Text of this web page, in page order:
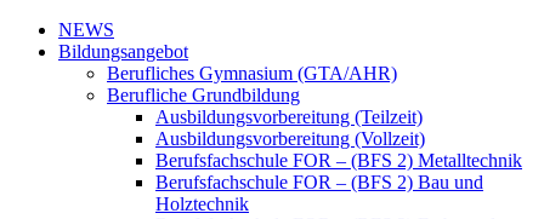
NEWS
Bildungsangebot
Berufliches Gymnasium (GTA/AHR)
Berufliche Grundbildung
Ausbildungsvorbereitung (Teilzeit)
Ausbildungsvorbereitung (Vollzeit)
Berufsfachschule FOR – (BFS 2) Metalltechnik
Berufsfachschule FOR – (BFS 2) Bau und
Holztechnik